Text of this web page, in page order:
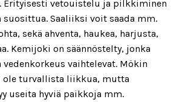
Erityisesti vetouistelu ja pilkkiminen
suosittua. Saaliiksi voit saada mm.
sekä ahventa, haukea, harjusta,
Kemijoki on säännöstelty, jonka
vaihtelevat. Mökin
ole turvallista liikkua, mutta
useita hyviä paikkoja mm.